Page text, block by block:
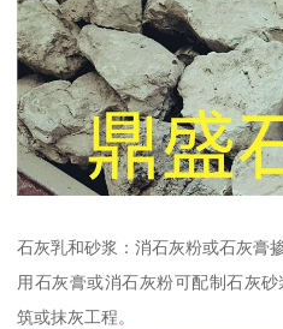
石灰乳和砂浆：消石灰粉或石灰膏
用石灰膏或消石灰粉可配制石灰
筑或抹灰工程。